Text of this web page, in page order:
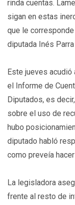
rinda cuentas.
sigan en estas
que le
diputada Inés
Este jueves acudió
el Informe de
Diputados, es
sobre el uso de
hubo
diputado habló
como preveía
La legisladora
frente al resto de